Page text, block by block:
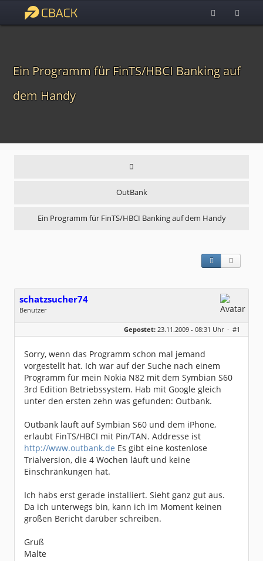
Ein Programm für FinTS/HBCI Banking auf
dem Handy
OutBank
Ein Programm für FinTS/HBCI Banking auf dem Handy
schatzsucher74
Benutzer
Geschlecht:
keine Angabe
Beiträge:
102
Gepostet: 23.11.2009 - 08:31 Uhr · #1
Sorry, wenn das Programm schon mal jemand
vorgestellt hat. Ich war auf der Suche nach einem
Programm für mein Nokia N82 mit dem Symbian S60
3rd Edition Betriebssystem. Hab mit Google gleich
unter den ersten zehn was gefunden: Outbank.
Outbank läuft auf Symbian S60 und dem iPhone,
erlaubt FinTS/HBCI mit Pin/TAN. Addresse ist
http://www.outbank.de Es gibt eine kostenlose
Trialversion, die 4 Wochen läuft und keine
Einschränkungen hat.
Ich habs erst gerade installiert. Sieht ganz gut aus.
Da ich unterwegs bin, kann ich im Moment keinen
großen Bericht darüber schreiben.
Gruß
Malte